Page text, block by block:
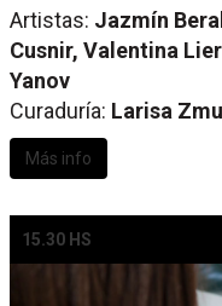
Artistas: Jazmín
Cusnir, Valentina
Yanov
Curaduría: Larisa
Más info
15.30 HS